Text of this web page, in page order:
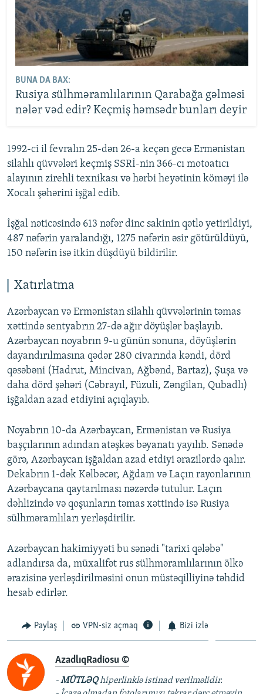
BUNA DA BAX:
Rusiya sülhməramlılarının Qarabağa gəlməsi
nələr vəd edir? Keçmiş həmsədr bunları deyir
1992-ci il fevralın 25-dən 26-a keçən gecə Ermənistan
silahlı qüvvələri keçmiş SSRİ-nin 366-cı motoatıcı
alayının zirehli texnikası və hərbi heyətinin köməyi ilə
Xocalı şəhərini işğal edib.
İşğal nəticəsində 613 nəfər dinc sakinin qətlə yetirildiyi,
487 nəfərin yaralandığı, 1275 nəfərin əsir götürüldüyü,
150 nəfərin isə itkin düşdüyü bildirilir.
Xatırlatma
Azərbaycan və Ermənistan silahlı qüvvələrinin təmas
xəttində sentyabrın 27-də ağır döyüşlər başlayıb.
Azərbaycan noyabrın 9-u günün sonuna, döyüşlərin
dayandırılmasına qədər 280 civarında kəndi, dörd
qəsəbəni (Hadrut, Mincivan, Ağbənd, Bartaz), Şuşa və
daha dörd şəhəri (Cəbrayıl, Füzuli, Zəngilan, Qubadlı)
işğaldan azad etdiyini açıqlayıb.
Noyabrın 10-da Azərbaycan, Ermənistan və Rusiya
başçılarının adından atəşkəs bəyanatı yayılıb. Sənədə
görə, Azərbaycan işğaldan azad etdiyi ərazilərdə qalır.
Dekabrın 1-dək Kəlbəcər, Ağdam və Laçın rayonlarının
Azərbaycana qaytarılması nəzərdə tutulur. Laçın
dəhlizində və qoşunların təmas xəttində isə Rusiya
sülhməramlıları yerləşdirilir.
Azərbaycan hakimiyyəti bu sənədi "tarixi qələbə"
adlandırsa da, müxalifət rus sülhməramlılarının ölkə
ərazisinə yerləşdirilməsini onun müstəqilliyinə təhdid
hesab edirlər.
Paylaş VPN-siz açmaq Bizi izlə
AzadlıqRadiosu ©
-MÜTLƏQhiperlinklə istinad verilməlidir.